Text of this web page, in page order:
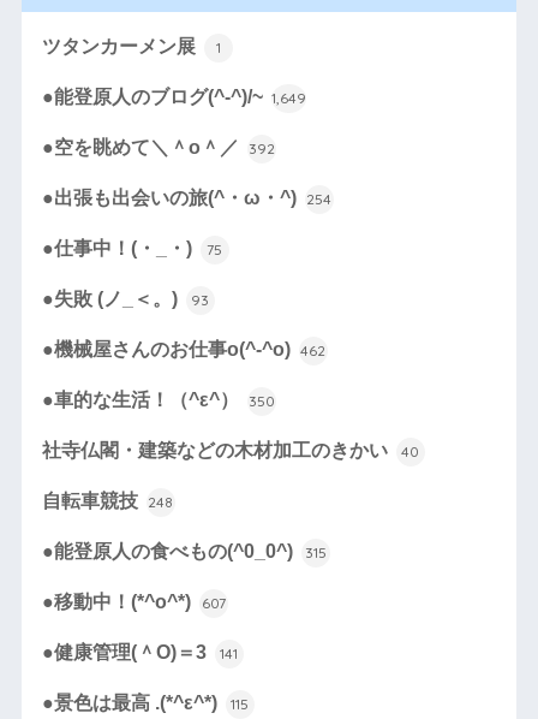
ツタンカーメン展 1
●能登原人のブログ(^-^)/~ 1,649
●空を眺めて＼＾o＾／ 392
●出張も出会いの旅(^・ω・^) 254
●仕事中！(・_・) 75
●失敗 (ノ_＜。) 93
●機械屋さんのお仕事o(^-^o) 462
●車的な生活！（^ε^） 350
社寺仏閣・建築などの木材加工のきかい 40
自転車競技 248
●能登原人の食べもの(^0_0^) 315
●移動中！(*^o^*) 607
●健康管理(＾O)＝3 141
●景色は最高 .(*^ε^*) 115